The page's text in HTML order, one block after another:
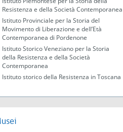
Resistenza e della Società Contemporanea
Istituto Provinciale per la Storia del
Movimento di Liberazione e dell’Età
Contemporanea di Pordenone
Istituto Storico Veneziano per la Storia
della Resistenza e della Società
Contemporanea
Istituto storico della Resistenza in Toscana